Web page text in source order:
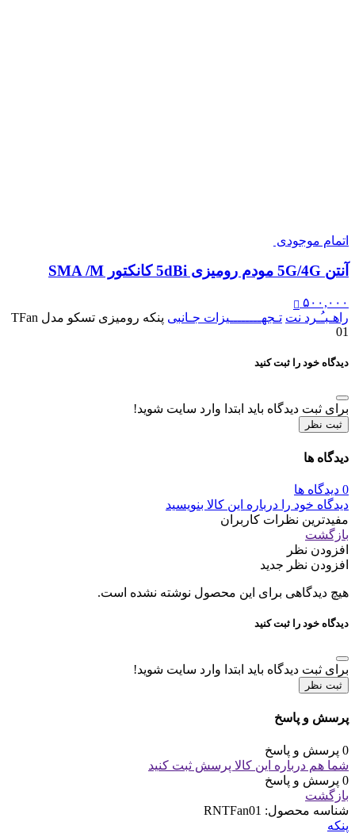
اتمام موجودی
آنتن 5G/4G مودم رومیزی 5dBi کانکتور SMA /M
۵۰۰,۰۰۰
راهـبـُـرد نت تـجهــــــــیزات جـانبی
پنکه رومیزی تسکو مدل TFan
01
دیدگاه خود را ثبت کنید
برای ثبت دیدگاه باید ابتدا وارد سایت شوید!
ثبت نظر
دیدگاه ها
0 دیدگاه ها
دیدگاه خود را درباره این کالا بنویسید
مفیدترین نظرات کاربران
بازگشت
افزودن نظر
افزودن نظر جدید
هیچ دیدگاهی برای این محصول نوشته نشده است.
دیدگاه خود را ثبت کنید
برای ثبت دیدگاه باید ابتدا وارد سایت شوید!
ثبت نظر
پرسش و پاسخ
0 پرسش و پاسخ
شما هم درباره این کالا پرسش ثبت کنید
0 پرسش و پاسخ
بازگشت
شناسه محصول: RNTFan01
پنکه